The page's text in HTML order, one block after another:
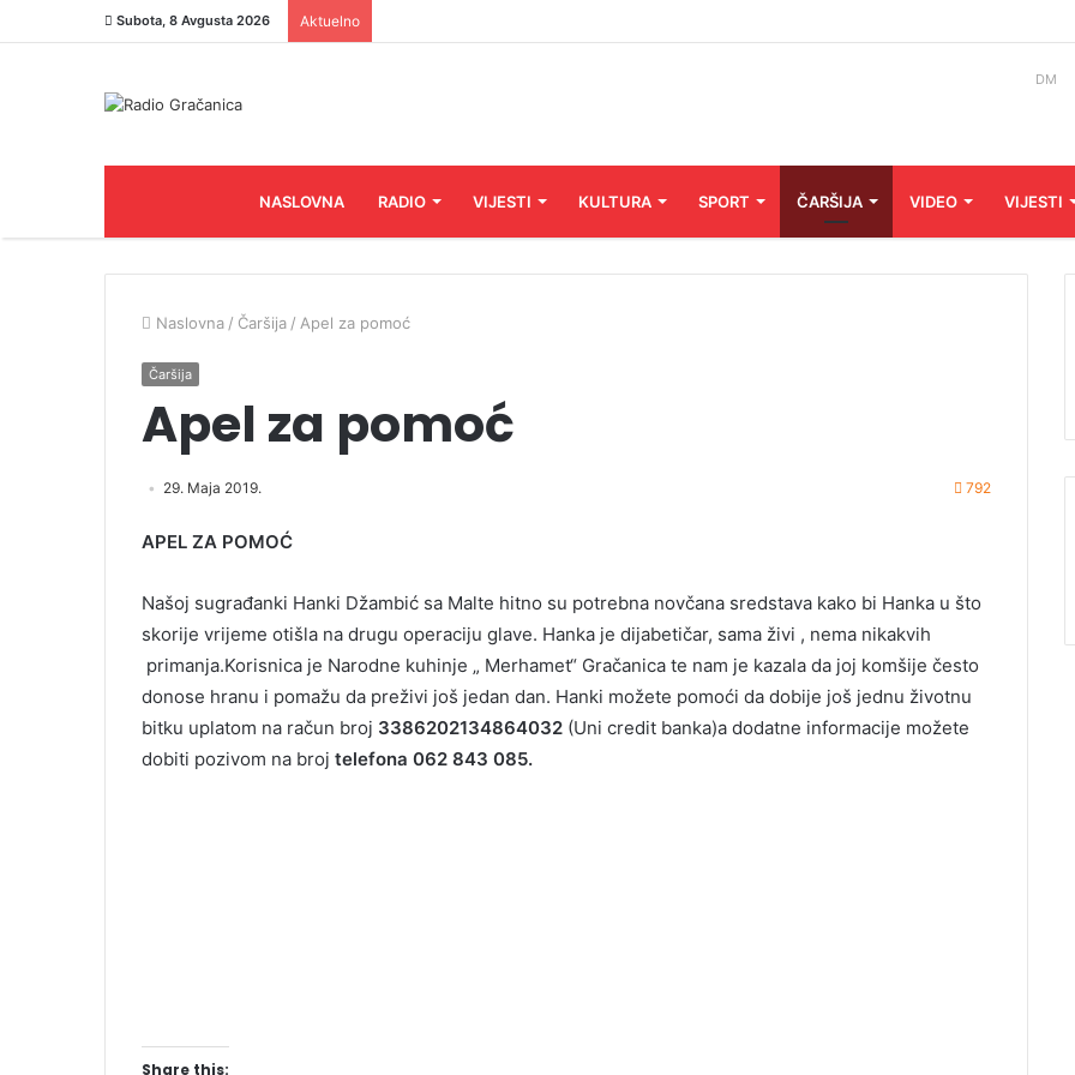
Subota, 8 Avgusta 2026 Aktuelno
DM
NASLOVNA RADIO VIJESTI KULTURA SPORT ČARŠIJA VIDEO VIJESTI
Naslovna / Čaršija / Apel za pomoć
Čaršija
Apel za pomoć
29. Maja 2019. 792
APEL ZA POMOĆ
Našoj sugrađanki Hanki Džambić sa Malte hitno su potrebna novčana sredstava kako bi Hanka u što
skorije vrijeme otišla na drugu operaciju glave. Hanka je dijabetičar, sama živi , nema nikakvih
primanja.Korisnica je Narodne kuhinje „ Merhamet“ Gračanica te nam je kazala da joj komšije često
donose hranu i pomažu da preživi još jedan dan. Hanki možete pomoći da dobije još jednu životnu
bitku uplatom na račun broj 3386202134864032 (Uni credit banka)a dodatne informacije možete
dobiti pozivom na broj telefona 062 843 085.
Share this: